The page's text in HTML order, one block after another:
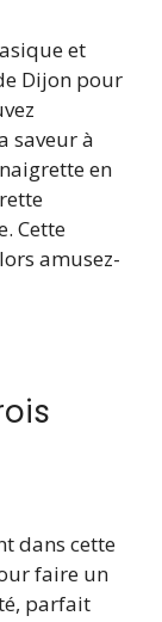
et
Dijon pour
saveur à
en
Cette
amusez-
dans cette
faire un
parfait